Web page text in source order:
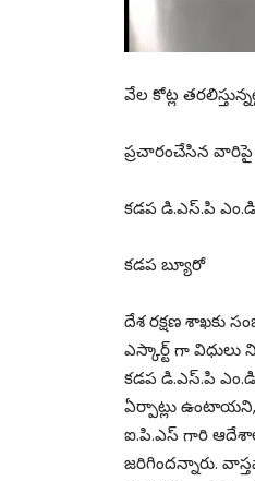
వేల కోట్ల
ప్రచారంచేసిన వారిపై
కడప డి.ఎస్.పి
కడప బ్యూరో
దేశ రక్షణ శాఖకు
ఎస్కార్ట్ గా విధులు
కడప డి.ఎస్.పి
ఏర్పాట్లు ఉంటాయని,
ఐ.పి.ఎస్ గారి ఆదేశాల
జరిగిందన్నారు.